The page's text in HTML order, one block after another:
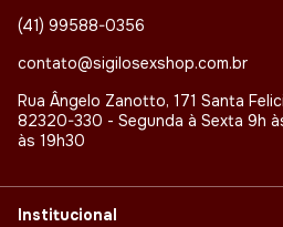
(41) 99588-0356
contato@sigilosexshop.com.br
Rua Ângelo Zanotto, 171 Santa
82320-330 - Segunda à Sexta 9h
às 19h30
Institucional